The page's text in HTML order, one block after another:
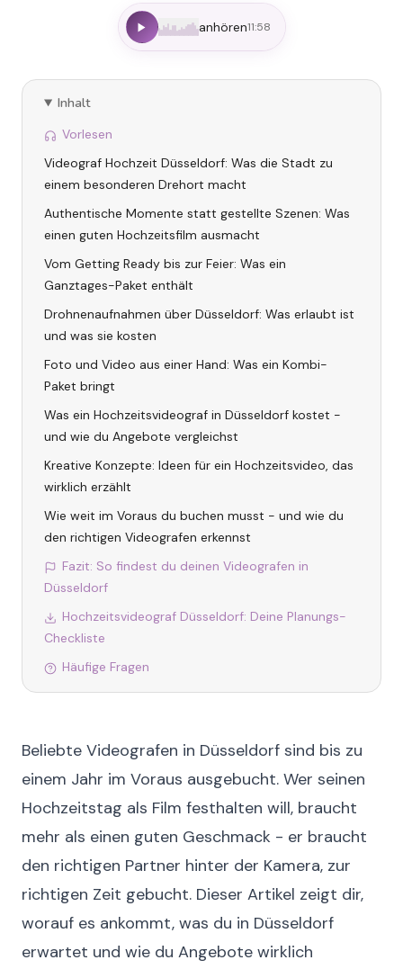
anhören11:58
Inhalt
Vorlesen
Videograf Hochzeit Düsseldorf: Was die Stadt zu
einem besonderen Drehort macht
Authentische Momente statt gestellte Szenen: Was
einen guten Hochzeitsfilm ausmacht
Vom Getting Ready bis zur Feier: Was ein
Ganztages-Paket enthält
Drohnenaufnahmen über Düsseldorf: Was erlaubt ist
und was sie kosten
Foto und Video aus einer Hand: Was ein Kombi-
Paket bringt
Was ein Hochzeitsvideograf in Düsseldorf kostet -
und wie du Angebote vergleichst
Kreative Konzepte: Ideen für ein Hochzeitsvideo, das
wirklich erzählt
Wie weit im Voraus du buchen musst - und wie du
den richtigen Videografen erkennst
Fazit: So findest du deinen Videografen in
Düsseldorf
Hochzeitsvideograf Düsseldorf: Deine Planungs-
Checkliste
Häufige Fragen
Beliebte Videografen in Düsseldorf sind bis zu
einem Jahr im Voraus ausgebucht. Wer seinen
Hochzeitstag als Film festhalten will, braucht
mehr als einen guten Geschmack - er braucht
den richtigen Partner hinter der Kamera, zur
richtigen Zeit gebucht. Dieser Artikel zeigt dir,
worauf es ankommt, was du in Düsseldorf
erwartet und wie du Angebote wirklich